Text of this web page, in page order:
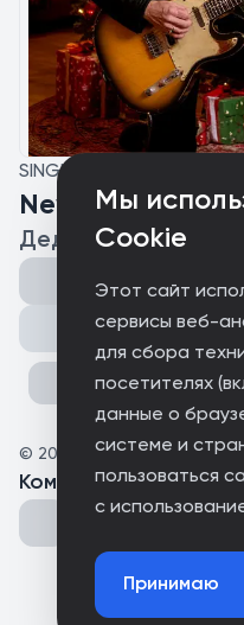
Мы
Cookie
Этот сайт
сервисы веб-
для сбора
посетителях
данные о
системе и
пользоваться
с
Принимаю
SINGLE
New Year's rock
Дед Андрей,
© 2025 New Year's rock and
Комментарии(0 )